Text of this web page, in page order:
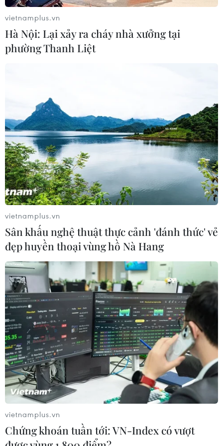
vietnamplus.vn
Hà Nội: Lại xảy ra cháy nhà xưởng tại
phường Thanh Liệt
vietnamplus.vn
Sân khấu nghệ thuật thực cảnh 'đánh thức' vẻ
đẹp huyền thoại vùng hồ Nà Hang
vietnamplus.vn
Chứng khoán tuần tới: VN-Index có vượt